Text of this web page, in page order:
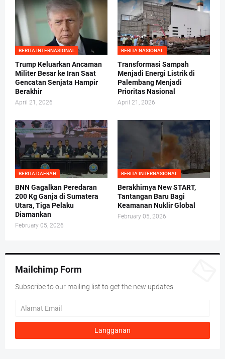
BERITA INTERNASIONAL
Trump Keluarkan Ancaman
Militer Besar ke Iran Saat
Gencatan Senjata Hampir
Berakhir
April 21, 2026
BERITA NASIONAL
Transformasi Sampah
Menjadi Energi Listrik di
Palembang Menjadi
Prioritas Nasional
April 21, 2026
BERITA DAERAH
BNN Gagalkan Peredaran
200 Kg Ganja di Sumatera
Utara, Tiga Pelaku
Diamankan
February 05, 2026
BERITA INTERNASIONAL
Berakhirnya New START,
Tantangan Baru Bagi
Keamanan Nuklir Global
February 05, 2026
Mailchimp Form
Subscribe to our mailing list to get the new updates.